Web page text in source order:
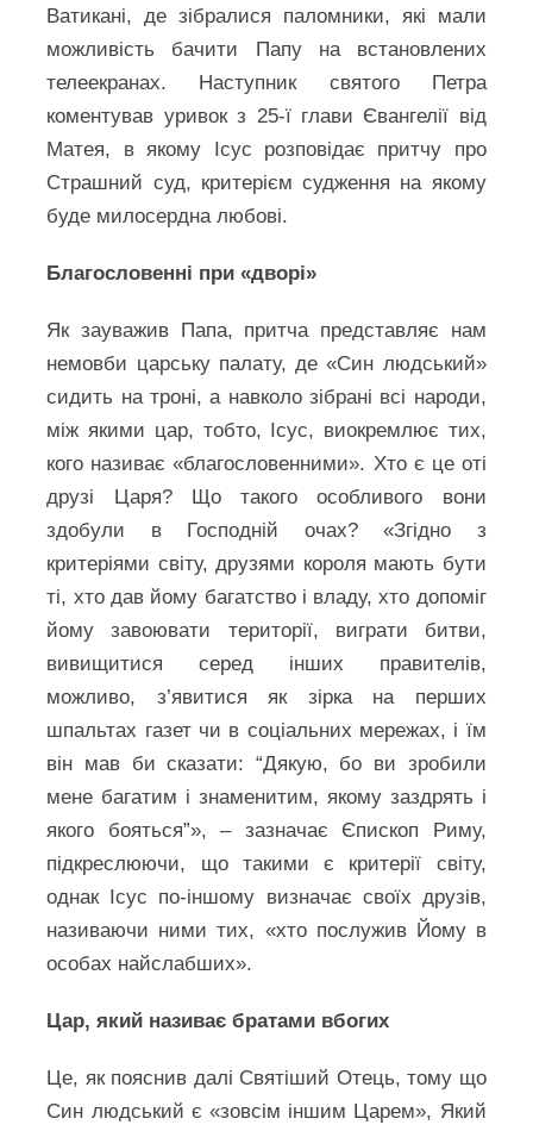
Ватикані, де зібралися паломники, які мали
можливість бачити Папу на встановлених
телеекранах. Наступник святого Петра
коментував уривок з 25-ї глави Євангелії від
Матея, в якому Ісус розповідає притчу про
Страшний суд, критерієм судження на якому
буде милосердна любові.
Благословенні при «дворі»
Як зауважив Папа, притча представляє нам
немовби царську палату, де «Син людський»
сидить на троні, а навколо зібрані всі народи,
між якими цар, тобто, Ісус, виокремлює тих,
кого називає «благословенними». Хто є це оті
друзі Царя? Що такого особливого вони
здобули в Господній очах? «Згідно з
критеріями світу, друзями короля мають бути
ті, хто дав йому багатство і владу, хто допоміг
йому завоювати території, виграти битви,
вивищитися серед інших правителів,
можливо, з’явитися як зірка на перших
шпальтах газет чи в соціальних мережах, і їм
він мав би сказати: “Дякую, бо ви зробили
мене багатим і знаменитим, якому заздрять і
якого бояться”», – зазначає Єпископ Риму,
підкреслюючи, що такими є критерії світу,
однак Ісус по-іншому визначає своїх друзів,
називаючи ними тих, «хто послужив Йому в
особах найслабших».
Цар, який називає братами вбогих
Це, як пояснив далі Святіший Отець, тому що
Син людський є «зовсім іншим Царем», Який